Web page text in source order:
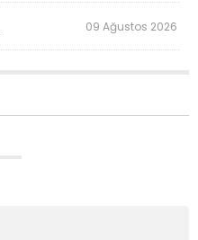
09 Ağustos 2026